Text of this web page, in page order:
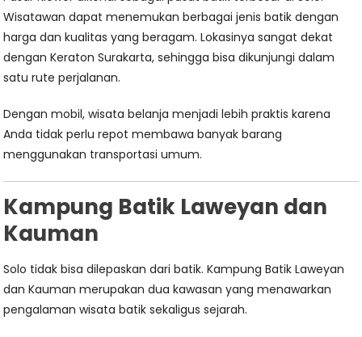
Wisatawan dapat menemukan berbagai jenis batik dengan
harga dan kualitas yang beragam. Lokasinya sangat dekat
dengan Keraton Surakarta, sehingga bisa dikunjungi dalam
satu rute perjalanan.
Dengan mobil, wisata belanja menjadi lebih praktis karena
Anda tidak perlu repot membawa banyak barang
menggunakan transportasi umum.
Kampung Batik Laweyan dan
Kauman
Solo tidak bisa dilepaskan dari batik. Kampung Batik Laweyan
dan Kauman merupakan dua kawasan yang menawarkan
pengalaman wisata batik sekaligus sejarah.